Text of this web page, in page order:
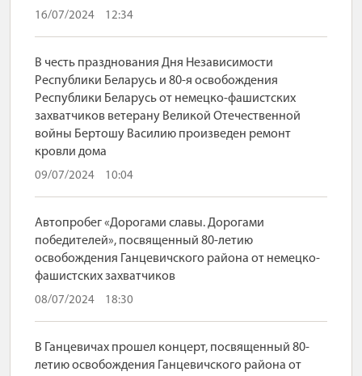
16/07/2024 12:34
В честь празднования Дня Независимости
Республики Беларусь и 80-я освобождения
Республики Беларусь от немецко-фашистских
захватчиков ветерану Великой Отечественной
войны Бертошу Василию произведен ремонт
кровли дома
09/07/2024 10:04
Автопробег «Дорогами славы. Дорогами
победителей», посвященный 80-летию
освобождения Ганцевичского района от немецко-
фашистских захватчиков
08/07/2024 18:30
В Ганцевичах прошел концерт, посвященный 80-
летию освобождения Ганцевичского района от